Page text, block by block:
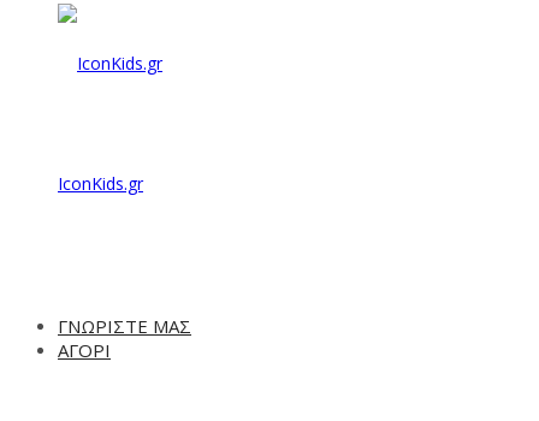
IconKids.gr
ΓΝΩΡΙΣΤΕ ΜΑΣ
ΑΓΟΡΙ